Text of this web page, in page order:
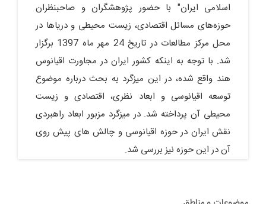
اسلامی ایران" با حضور پژوهشگران و صاحبنظران
حوزه‌های مسائل اقتصادی، زیست محیطی و دریاها در
محل مرکز مطالعات در تاریخ 24 مهر ماه 1397 برگزار
شد. با توجه به اینکه کشور ایران در مجاورت اقیانوس
هند واقع شده، در این میزگرد به بحث درباره موضوع
توسعه اقیانوسی و ابعاد نظری، اقتصادی و زیست
محیطی آن پرداخته شد. در میزگرد مزبور ابعاد راهبردی
نقش ایران در حوزه اقیانوسی و چالش های پیش روی
آن در این حوزه نیز بررسی شد.